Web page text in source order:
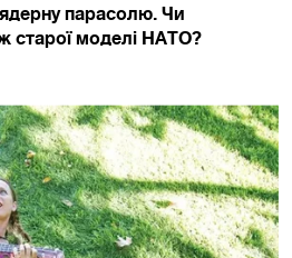
парасолю. Чи
старої моделі НАТО?